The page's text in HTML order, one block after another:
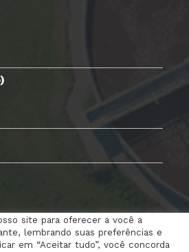
AVISO DE PRIVACIDADE
site para oferecer a você a
lembrando suas preferências e
em “Aceitar tudo”, você concorda